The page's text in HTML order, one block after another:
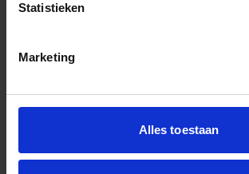
Statistieken
Marketing
Alles toestaan
Accessory Type